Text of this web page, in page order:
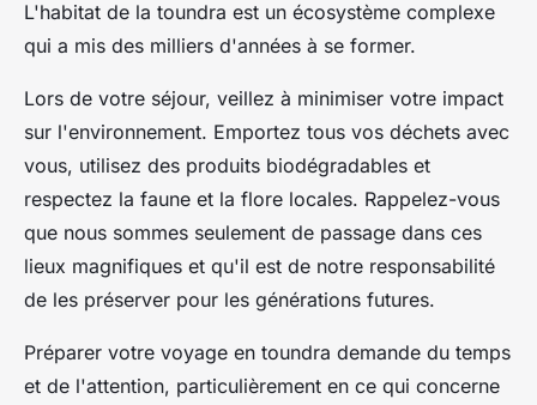
L'habitat de la toundra est un écosystème complexe
qui a mis des milliers d'années à se former.
Lors de votre séjour, veillez à minimiser votre impact
sur l'environnement. Emportez tous vos déchets avec
vous, utilisez des produits biodégradables et
respectez la faune et la flore locales. Rappelez-vous
que nous sommes seulement de passage dans ces
lieux magnifiques et qu'il est de notre responsabilité
de les préserver pour les générations futures.
Préparer votre voyage en toundra demande du temps
et de l'attention, particulièrement en ce qui concerne